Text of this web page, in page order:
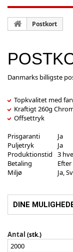
Postkort
Danmarks billigste
Topkvalitet med
Kraftigt 260g
Offsettryk
Prisgaranti
Ja
Puljetryk
Ja
Produktionstid
3
Betaling
Miljø
Ja,
DINE
Antal (stk.)